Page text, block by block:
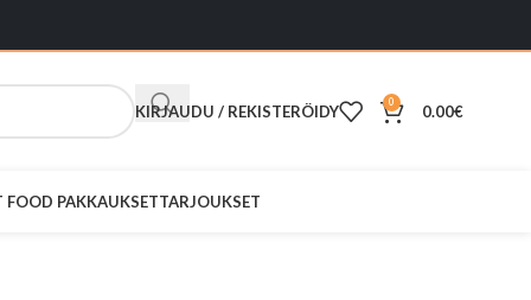
KIRJAUDU / REKISTERÖIDY 0 0.00€
FOOD PAKKAUKSETTARJOUKSET